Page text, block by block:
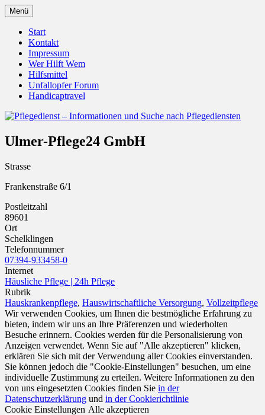
Zum
Inhalt
springen
Pflegedienst – Informationen
und Suche nach Pflegediensten
Unfallopfer – Hilfswerk
Menü
Start
Kontakt
Impressum
Wer Hilft Wem
Hilfsmittel
Unfallopfer Forum
Handicaptravel
Ulmer-Pflege24 GmbH
Strasse
Frankenstraße 6/1
Postleitzahl
89601
Ort
Schelklingen
Telefonnummer
07394-933458-0
Internet
Häusliche Pflege | 24h Pflege
Rubrik
Hauskrankenpflege, Hauswirtschaftliche Versorgung, Vollzeitpflege
Wir verwenden Cookies, um Ihnen die bestmögliche Erfahrung zu
bieten, indem wir uns an Ihre Präferenzen und wiederholten
Besuche erinnern. Cookies werden für die Personalisierung von
Anzeigen verwendet. Wenn Sie auf "Alle akzeptieren" klicken,
erklären Sie sich mit der Verwendung aller Cookies einverstanden.
Sie können jedoch die "Cookie-Einstellungen" besuchen, um eine
individuelle Zustimmung zu erteilen. Weitere Informationen zu den
von uns eingesetzten Cookies finden Sie in der
Datenschutzerklärung und in der Cookierichtlinie
Cookie Einstellungen Alle akzeptieren